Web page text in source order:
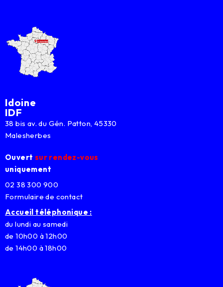
Idoine
IDF
38 bis av. du Gén. Patton, 45330
Malesherbes
Ouvert sur rendez-vous
uniquement
02 38 300 900
Formulaire de contact
Accueil téléphonique :
du lundi au samedi
de 10h00 à 12h00
de 14h00 à 18h00